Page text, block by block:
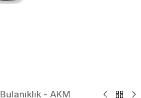
Bulanıklık - AKM